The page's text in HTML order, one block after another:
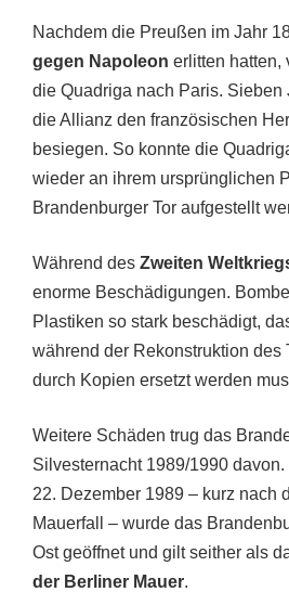
Nachdem die Preußen im Jahr
gegen Napoleon erlitten hatten,
die Quadriga nach Paris. Sieben
die Allianz den französischen
besiegen. So konnte die
wieder an ihrem ursprünglichen
Brandenburger Tor aufgestellt
Während des Zweiten
enorme Beschädigungen.
Plastiken so stark beschädigt,
während der Rekonstruktion des
durch Kopien ersetzt werden
Weitere Schäden trug das
Silvesternacht 1989/1990
22. Dezember 1989 – kurz nach
Mauerfall – wurde das
Ost geöffnet und gilt seither als
der Berliner Mauer.